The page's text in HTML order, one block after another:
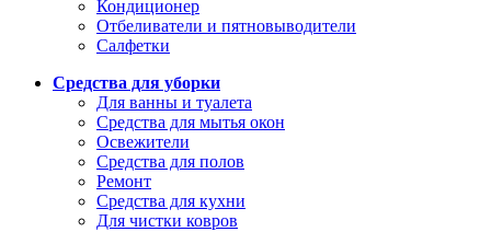
Кондиционер
Отбеливатели и пятновыводители
Салфетки
Средства для уборки
Для ванны и туалета
Средства для мытья окон
Освежители
Средства для полов
Ремонт
Средства для кухни
Для чистки ковров